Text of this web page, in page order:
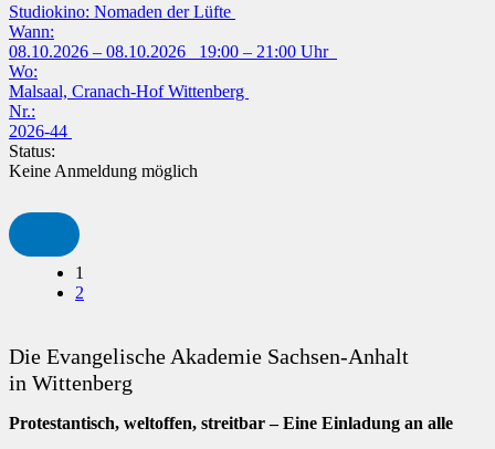
Studiokino: Nomaden der Lüfte
Wann:
08.10.2026 – 08.10.2026 19:00 – 21:00 Uhr
Wo:
Malsaal, Cranach-Hof Wittenberg
Nr.:
2026-44
Status:
Keine Anmeldung möglich
1
2
Die Evangelische Akademie Sachsen-Anhalt
in Wittenberg
Protestantisch, weltoffen, streitbar – Eine Einladung an alle